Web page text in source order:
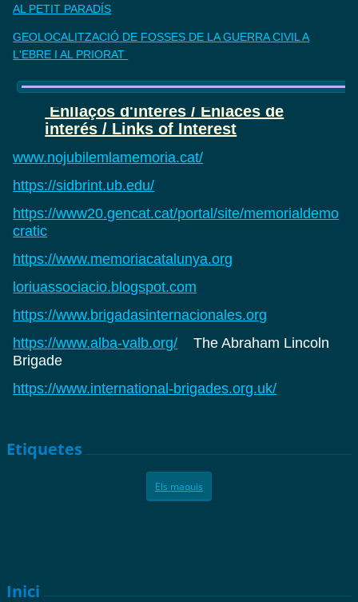
AL PETIT PARADÍS
GEOLOCALITZACIÓ DE FOSSES DE LA GUERRA CIVIL A
L'EBRE I AL PRIORAT
Enllaços d'interès / Enlaces de
interés / Links of Interest
www.nojubilemlamemoria.cat/
https://sidbrint.ub.edu/
https://www20.gencat.cat/portal/site/memorialdemo
cratic
https://www.memoriacatalunya.org
loriuassociacio.blogspot.com
https://www.brigadasinternacionales.org
https://www.alba-valb.org/ The Abraham Lincoln
Brigade
https://www.international-brigades.org.uk/
Etiquetes
Els maquis
Inici